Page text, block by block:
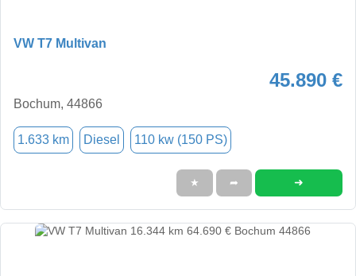
VW T7 Multivan
45.890 €
Bochum, 44866
1.633 km Diesel 110 kw (150 PS)
★ ➦ ➜